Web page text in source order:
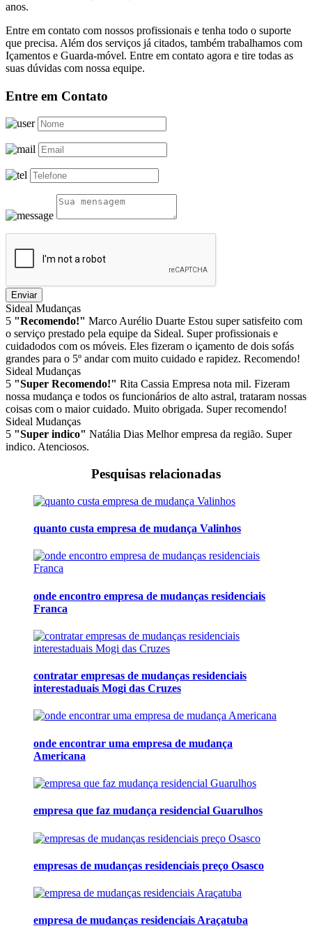
anos.
Entre em contato com nossos profissionais e tenha todo o suporte
que precisa. Além dos serviços já citados, também trabalhamos com
Içamentos e Guarda-móvel. Entre em contato agora e tire todas as
suas dúvidas com nossa equipe.
Entre em Contato
Enviar
Sideal Mudanças
5 "Recomendo!" Marco Aurélio Duarte Estou super satisfeito com
o serviço prestado pela equipe da Sideal. Super profissionais e
cuidadodos com os móveis. Eles fizeram o içamento de dois sofás
grandes para o 5º andar com muito cuidado e rapidez. Recomendo!
Sideal Mudanças
5 "Super Recomendo!" Rita Cassia Empresa nota mil. Fizeram
nossa mudança e todos os funcionários de alto astral, trataram nossas
coisas com o maior cuidado. Muito obrigada. Super recomendo!
Sideal Mudanças
5 "Super indico" Natália Dias Melhor empresa da região. Super
indico. Atenciosos.
Pesquisas relacionadas
quanto custa empresa de mudança Valinhos
onde encontro empresa de mudanças residenciais
Franca
contratar empresas de mudanças residenciais
interestaduais Mogi das Cruzes
onde encontrar uma empresa de mudança
Americana
empresa que faz mudança residencial Guarulhos
empresas de mudanças residenciais preço Osasco
empresa de mudanças residenciais Araçatuba